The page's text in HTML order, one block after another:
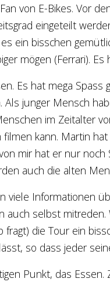
von E-Bikes. Vor
eingeteilt
ein bisschen
mögen (Ferrari).
Es hat mega
junger Mensch
im Zeitalter
kann. Martin
mir hat er nur noch
auch die alten
viele Informationen
auch selbst
die Tour ein
so dass jeder
Punkt, das